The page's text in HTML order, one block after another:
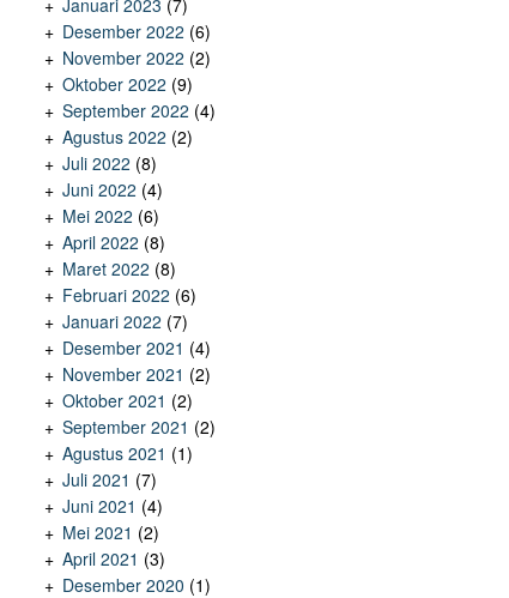
Januari 2023 (7)
Desember 2022 (6)
November 2022 (2)
Oktober 2022 (9)
September 2022 (4)
Agustus 2022 (2)
Juli 2022 (8)
Juni 2022 (4)
Mei 2022 (6)
April 2022 (8)
Maret 2022 (8)
Februari 2022 (6)
Januari 2022 (7)
Desember 2021 (4)
November 2021 (2)
Oktober 2021 (2)
September 2021 (2)
Agustus 2021 (1)
Juli 2021 (7)
Juni 2021 (4)
Mei 2021 (2)
April 2021 (3)
Desember 2020 (1)